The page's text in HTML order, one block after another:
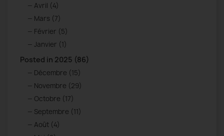
Avril (4)
Mars (7)
Février (5)
Janvier (1)
Posted in 2025 (86)
Décembre (15)
Novembre (29)
Octobre (17)
Septembre (11)
Août (4)